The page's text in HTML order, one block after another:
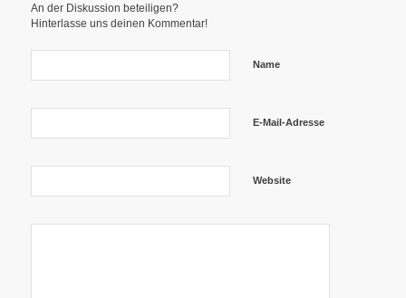
An der Diskussion beteiligen?
Hinterlasse uns deinen Kommentar!
Name
E-Mail-Adresse
Website